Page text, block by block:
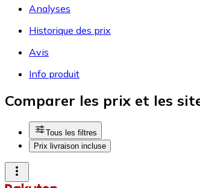
Analyses
Historique des prix
Avis
Info produit
Comparer les prix et les
Tous les filtres
Prix livraison incluse